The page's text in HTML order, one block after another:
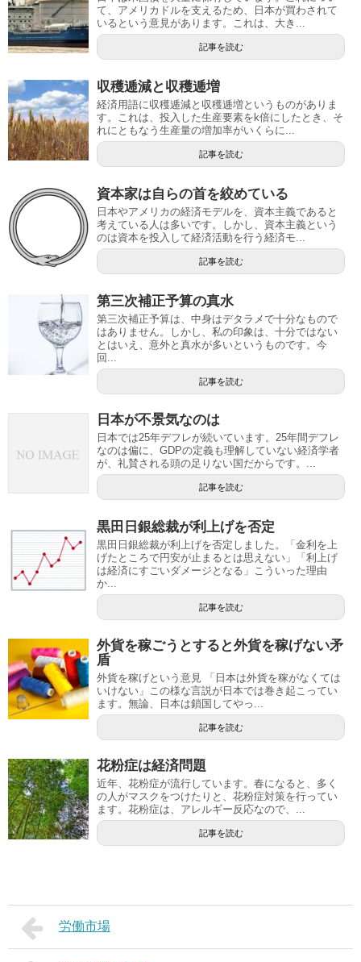
て、アメリカドルを支えるため、日本が買わされて
いるという意見があります。これは、大き...
記事を読む
収穫逓減と収穫逓増
経済用語に収穫逓減と収穫逓増というものがありま
す。これは、投入した生産要素をk倍にしたとき、そ
れにともなう生産量の増加率がいくらに...
記事を読む
資本家は自らの首を絞めている
日本やアメリカの経済モデルを、資本主義であると
考えている人は多いです。しかし、資本主義という
のは資本を投入して経済活動を行う経済モ...
記事を読む
第三次補正予算の真水
第三次補正予算は、中身はデタラメで十分なもので
はありません。しかし、私の印象は、十分ではない
とはいえ、意外と真水が多いというものです。今
回...
記事を読む
日本が不景気なのは
日本では25年デフレが続いています。25年間デフレ
なのは偏に、GDPの定義も理解していない経済学者
が、礼賛される頭の足りない国だからです。...
記事を読む
黒田日銀総裁が利上げを否定
黒田日銀総裁が利上げを否定しました。「金利を上
げたところで円安が止まるとは思えない」「利上げ
は経済にすごいダメージとなる」こういった理由
か...
記事を読む
外貨を稼ごうとすると外貨を稼げない矛
盾
外貨を稼げという意見 「日本は外貨を稼がなくては
いけない」この様な言説が日本では巻き起こってい
ます。無論、日本は鎖国してやっ...
記事を読む
花粉症は経済問題
近年、花粉症が流行しています。春になると、多く
の人がマスクをつけたりと、花粉症対策を行ってい
ます。花粉症は、アレルギー反応なので、...
記事を読む
労働市場